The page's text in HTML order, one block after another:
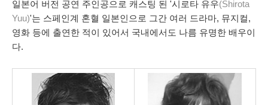
일본어 버전 공연 주인공으로 캐스팅 된 '시로타 유우(Shirota
Yuu)'는 스페인계 혼혈 일본인으로 그간 여러 드라마, 뮤지컬,
영화 등에 출연한 적이 있어서 국내에서도 나름 유명한 배우이
다.